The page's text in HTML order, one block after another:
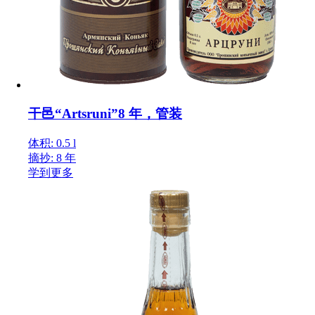
干邑“Artsruni”8 年，管装
体积: 0.5 l
摘抄: 8 年
学到更多